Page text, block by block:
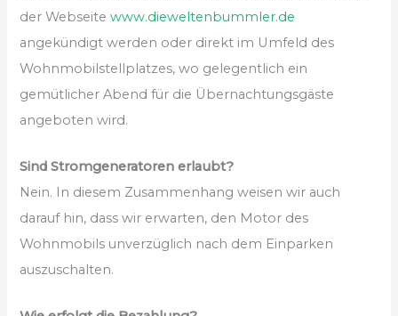
der Webseitewww.dieweltenbummler.de
angekündigt werden oder direkt im Umfeld des
Wohnmobilstellplatzes, wo gelegentlich ein
gemütlicher Abend für die Übernachtungsgäste
angeboten wird.
Sind Stromgeneratoren erlaubt?
Nein. In diesem Zusammenhang weisen wir auch
darauf hin, dass wir erwarten, den Motor des
Wohnmobils unverzüglich nach dem Einparken
auszuschalten.